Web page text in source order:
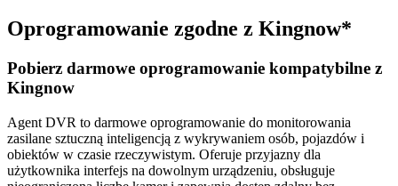
Oprogramowanie zgodne z Kingnow*
Pobierz darmowe oprogramowanie kompatybilne z
Kingnow
Agent DVR to darmowe oprogramowanie do monitorowania
zasilane sztuczną inteligencją z wykrywaniem osób, pojazdów i
obiektów w czasie rzeczywistym. Oferuje przyjazny dla
użytkownika interfejs na dowolnym urządzeniu, obsługuje